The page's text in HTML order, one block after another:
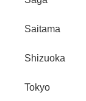
Saitama
Shizuoka
Tokyo